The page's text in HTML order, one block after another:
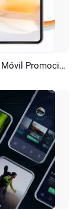
Presentación De Diapositivas De Maqueta Móvil Promoción De Aplicación Empresarial Naranja De Tecnología Limpia Degradado